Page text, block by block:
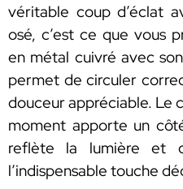
véritable coup d’éclat
osé, c’est ce que vous
en métal cuivré avec
permet de circuler
douceur appréciable. Le
moment apporte un
reflète la lumière et
l’indispensable touche